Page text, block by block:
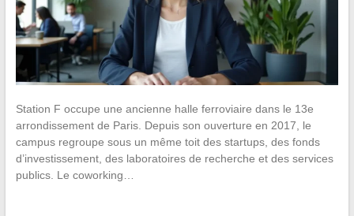
Station F occupe une ancienne halle ferroviaire dans le 13e
arrondissement de Paris. Depuis son ouverture en 2017, le
campus regroupe sous un même toit des startups, des fonds
d’investissement, des laboratoires de recherche et des services
publics. Le coworking…